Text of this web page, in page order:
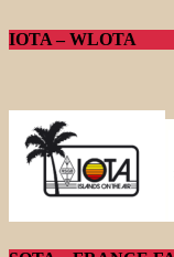
IOTA – WLOTA